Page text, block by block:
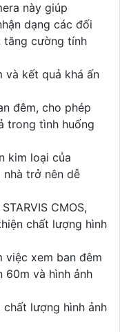
này giúp
dạng các đối
tăng cường tính
và kết quả khá ấn
đêm, cho phép
trong tình huống
kim loại của
trở nên dễ
CMOS,
chất lượng hình
xem ban đêm
60m và hình ảnh
lượng hình ảnh